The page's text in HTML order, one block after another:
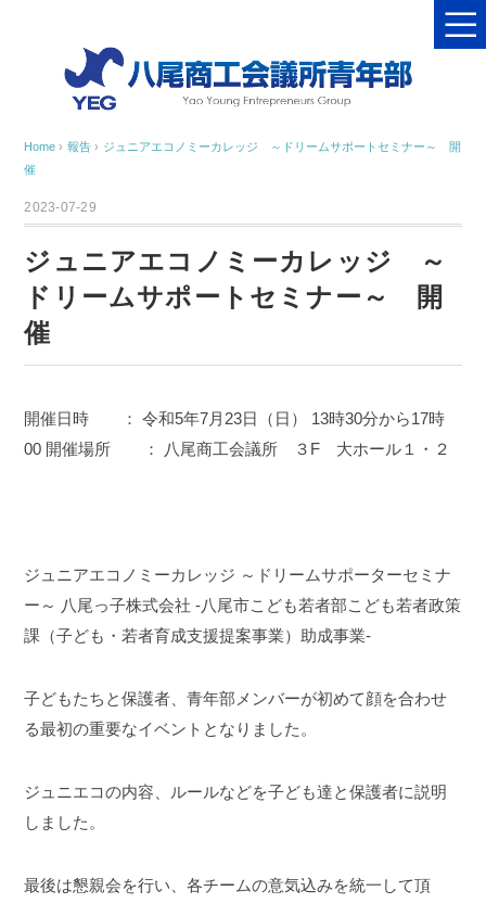
Home › 報告 › ジュニアエコノミーカレッジ ～ドリームサポートセミナー～ 開
催
2023-07-29
ジュニアエコノミーカレッジ ～
ドリームサポートセミナー～ 開
催
開催日時 ： 令和5年7月23日（日） 13時30分から17時
00 開催場所 ： 八尾商工会議所 ３F 大ホール１・２
ジュニアエコノミーカレッジ ～ドリームサポーターセミナ
ー～ 八尾っ子株式会社 -八尾市こども若者部こども若者政策
課（子ども・若者育成支援提案事業）助成事業-
子どもたちと保護者、青年部メンバーが初めて顔を合わせ
る最初の重要なイベントとなりました。
ジュニエコの内容、ルールなどを子ども達と保護者に説明
しました。
最後は懇親会を行い、各チームの意気込みを統一して頂